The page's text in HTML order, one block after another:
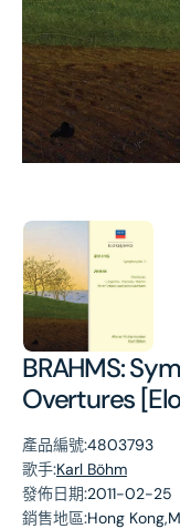
BRAHMS:
Overtures
產品編號:4803793
歌手:Karl Böhm
發佈日期:2011-02-25
銷售地區:Hong